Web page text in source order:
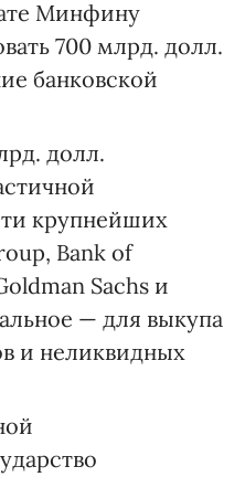
Минфину
700 млрд. долл.
банковской
долл.
крупнейших
Bank of
Sachs и
— для выкупа
и неликвидных